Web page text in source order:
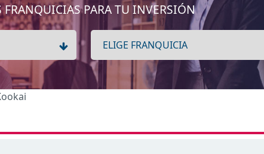
FRANQUICIAS PARA TU INVERSIÓN